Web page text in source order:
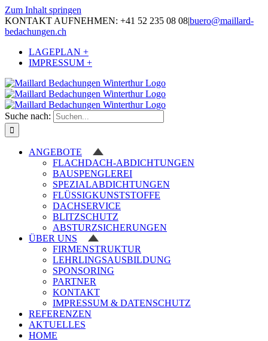
Zum Inhalt springen
KONTAKT AUFNEHMEN: +41 52 235 08 08|buero@maillard-
bedachungen.ch
LAGEPLAN +
IMPRESSUM +
Suche nach:
ANGEBOTE
FLACHDACH-ABDICHTUNGEN
BAUSPENGLEREI
SPEZIALABDICHTUNGEN
FLÜSSIGKUNSTSTOFFE
DACHSERVICE
BLITZSCHUTZ
ABSTURZSICHERUNGEN
ÜBER UNS
FIRMENSTRUKTUR
LEHRLINGSAUSBILDUNG
SPONSORING
PARTNER
KONTAKT
IMPRESSUM & DATENSCHUTZ
REFERENZEN
AKTUELLES
HOME